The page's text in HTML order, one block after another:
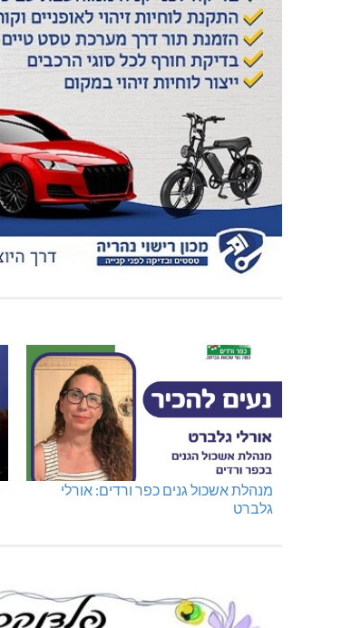
מנהלת אשכול גנים כפר ורדים: אורלי
גלברט